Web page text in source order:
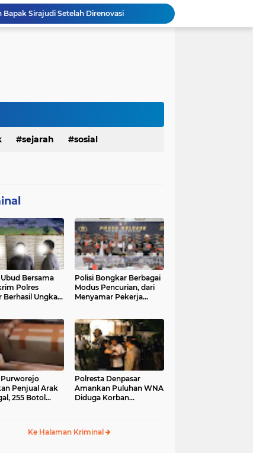
Sirajudi Setelah Direnovasi
Personel Satgas TMMD 129 Kodim 0904/Paser Bongkar Rumah milik Bapak Harim
Babinsa Hadir di Posyandu Cenderawasih, Wujud Sinergi TNI Dukung Kesehatan Masyarakat
sejarah sosial
Bersama
Polres
Berhasil Ungkap
Polisi Bongkar Berbagai
Modus Pencurian, dari
Menyamar Pekerja
Purworejo
Penjual Arak
255 Botol
Polresta Denpasar
Amankan Puluhan WNA
Diduga Korban
Ke Halaman Kriminal